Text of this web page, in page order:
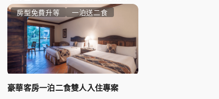
房型免費升等 一泊送二食
豪華客房一泊二食雙人入住專案